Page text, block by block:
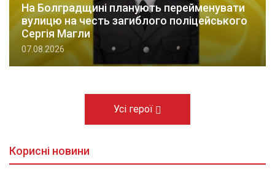
На Болградщині планують перейменувати
вулицю на честь загиблого поліцейського
Сергія Магли
07.08.2026
Усі герої
Корисні новини